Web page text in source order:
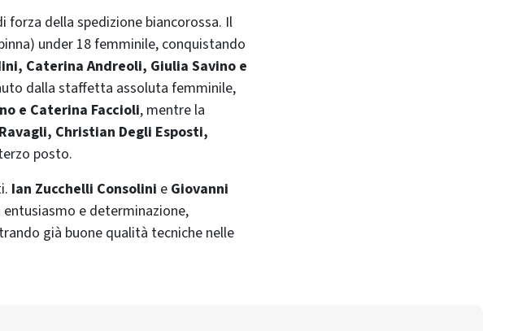
forza della spedizione biancorossa. Il
under 18 femminile, conquistando
Caterina Andreoli, Giulia Savino e
dalla staffetta assoluta femminile,
e Caterina Faccioli, mentre la
Christian Degli Esposti,
posto.
Ian Zucchelli Consolini e Giovanni
e determinazione,
già buone qualità tecniche nelle